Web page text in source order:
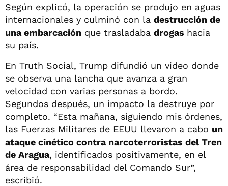
Según explicó, la operación se produjo en aguas
internacionales y culminó con la destrucción de
una embarcación que trasladaba drogas hacia
su país.
En Truth Social, Trump difundió un video donde
se observa una lancha que avanza a gran
velocidad con varias personas a bordo.
Segundos después, un impacto la destruye por
completo. “Esta mañana, siguiendo mis órdenes,
las Fuerzas Militares de EEUU llevaron a cabo un
ataque cinético contra narcoterroristas del Tren
de Aragua, identificados positivamente, en el
área de responsabilidad del Comando Sur”,
escribió.